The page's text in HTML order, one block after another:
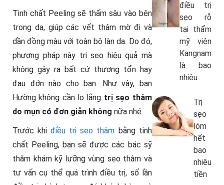
Tinh chất Peeling sẽ thấm sâu vào bên
trong da, giúp các vết thâm mờ đi và
dần đồng màu với toàn bộ làn da. Do đó,
phương pháp này trị sẹo hiệu quả mà
không gây ra bất cứ thương tổn hay
đau đớn nào cho bạn. Như vậy, bạn
Hường không cần lo lắng trị sẹo thâm
do mụn có đơn giản không nữa nhé.
Trước khiđiều trị sẹo thâm bằng tinh
chất Peeling, bạn sẽ được các bác sỹ
thăm khám kỹ lưỡng vùng sẹo thâm và
tư vấn cụ thể quá trình điều trị, số lần
điều trị
sẹo rỗ
tại thẩm
mỹ viện
Kangnam
là bao
nhiêu
Trị
sẹo
lõm
hết
bao
nhiêu
tiền